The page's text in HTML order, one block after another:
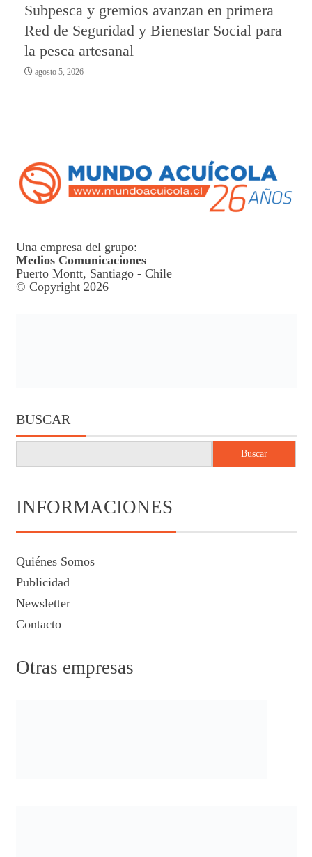
Subpesca y gremios avanzan en primera
Red de Seguridad y Bienestar Social para
la pesca artesanal
agosto 5, 2026
Una empresa del grupo:
Medios Comunicaciones
Puerto Montt, Santiago - Chile
© Copyright 2026
BUSCAR
Buscar
INFORMACIONES
Quiénes Somos
Publicidad
Newsletter
Contacto
Otras empresas